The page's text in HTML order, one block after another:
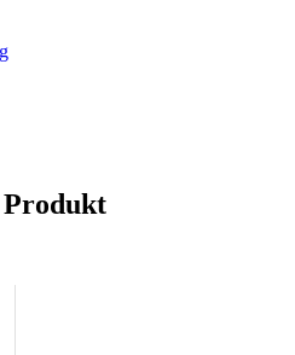
Produkt